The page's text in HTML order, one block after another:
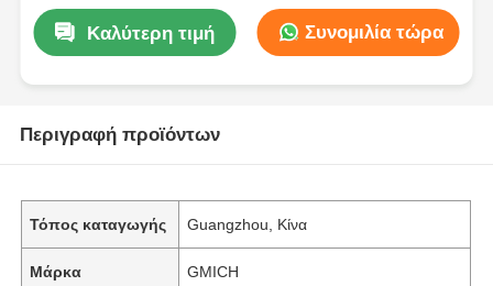
Καλύτερη τιμή Συνομιλία τώρα
Περιγραφή προϊόντων
Τόπος καταγωγής Guangzhou, Κίνα
Μάρκα GMICH